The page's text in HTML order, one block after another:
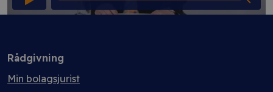
Rådgivning
Min bolagsjurist